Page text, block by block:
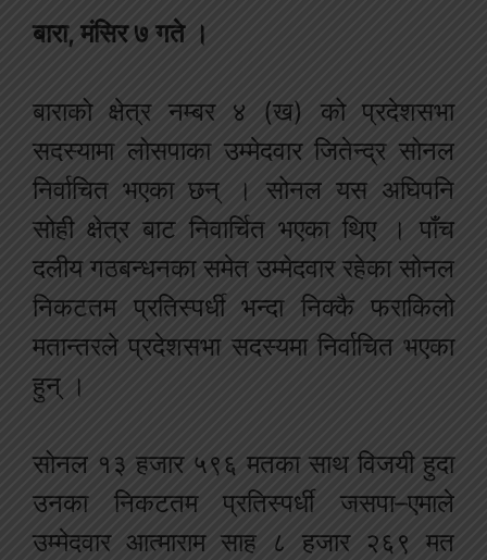
बारा, मंसिर ७ गते ।
बाराको क्षेत्र नम्बर ४ (ख) को प्रदेशसभा
सदस्यामा लोसपाका उम्मेदवार जितेन्द्र सोनल
निर्वाचित भएका छन् । सोनल यस अघिपनि
सोही क्षेत्र बाट निवार्चित भएका थिए । पाँच
दलीय गठबन्धनका समेत उम्मेदवार रहेका सोनल
निकटतम प्रतिस्पर्धी भन्दा निक्कै फराकिलो
मतान्तरले प्रदेशसभा सदस्यमा निर्वाचित भएका
हुन् ।
सोनल १३ हजार ५९६ मतका साथ विजयी हुदा
उनका निकटतम प्रतिस्पर्धी जसपा–एमाले
उम्मेदवार आत्माराम साह ८ हजार २६९ मत